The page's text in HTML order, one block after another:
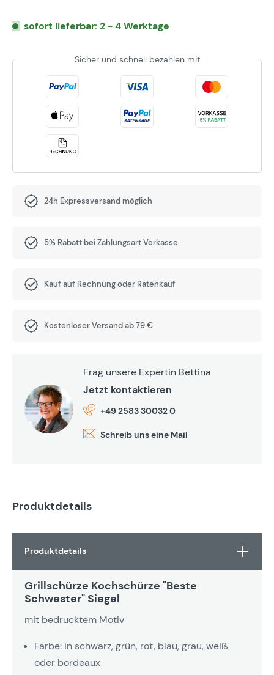
sofort lieferbar: 2 - 4 Werktage
Sicher und schnell bezahlen mit
24h Expressversand möglich
5% Rabatt bei Zahlungsart Vorkasse
Kauf auf Rechnung oder Ratenkauf
Kostenloser Versand ab 79 €
Frag unsere Expertin Bettina
Jetzt kontaktieren
+49 2583 30032 0
Schreib uns eine Mail
Produktdetails
Produktdetails
Grillschürze Kochschürze "Beste
Schwester" Siegel
mit bedrucktem Motiv
Farbe: in schwarz, grün, rot, blau, grau, weiß
oder bordeaux